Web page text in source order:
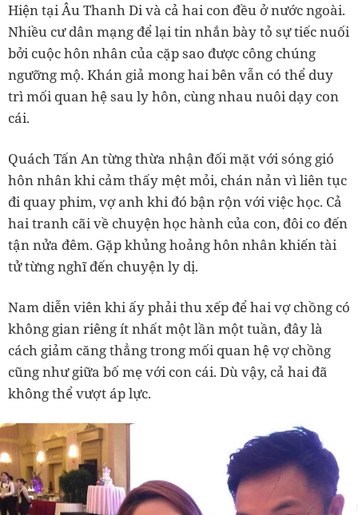
Hiện tại Âu Thanh Di và cả hai con đều ở nước ngoài.
Nhiều cư dân mạng để lại tin nhắn bày tỏ sự tiếc nuối
bởi cuộc hôn nhân của cặp sao được công chúng
ngưỡng mộ. Khán giả mong hai bên vẫn có thể duy
trì mối quan hệ sau ly hôn, cùng nhau nuôi dạy con
cái.
Quách Tấn An từng thừa nhận đối mặt với sóng gió
hôn nhân khi cảm thấy mệt mỏi, chán nản vì liên tục
đi quay phim, vợ anh khi đó bận rộn với việc học. Cả
hai tranh cãi về chuyện học hành của con, đôi co đến
tận nửa đêm. Gặp khủng hoảng hôn nhân khiến tài
tử từng nghĩ đến chuyện ly dị.
Nam diễn viên khi ấy phải thu xếp để hai vợ chồng có
không gian riêng ít nhất một lần một tuần, đây là
cách giảm căng thẳng trong mối quan hệ vợ chồng
cũng như giữa bố mẹ với con cái. Dù vậy, cả hai đã
không thể vượt áp lực.